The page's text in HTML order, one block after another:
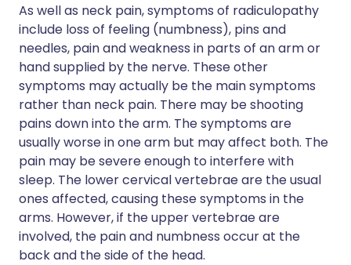
As well as neck pain, symptoms of radiculopathy
include loss of feeling (numbness), pins and
needles, pain and weakness in parts of an arm or
hand supplied by the nerve. These other
symptoms may actually be the main symptoms
rather than neck pain. There may be shooting
pains down into the arm. The symptoms are
usually worse in one arm but may affect both. The
pain may be severe enough to interfere with
sleep. The lower cervical vertebrae are the usual
ones affected, causing these symptoms in the
arms. However, if the upper vertebrae are
involved, the pain and numbness occur at the
back and the side of the head.